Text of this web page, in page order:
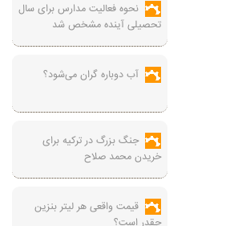
نحوه فعالیت مدارس برای سال
تحصیلی آینده مشخص شد
آب دوباره گران می‌شود؟
جنگ بزرگ در ترکیه برای
خریدن محمد صلاح
قیمت واقعی هر لیتر بنزین
چقدر است؟